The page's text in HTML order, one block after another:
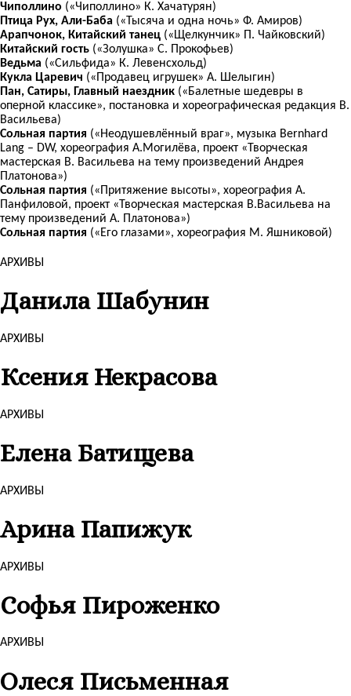
Чиполлино («Чиполлино» К. Хачатурян)
Птица Рух, Али-Баба («Тысяча и одна ночь» Ф. Амиров)
Арапчонок, Китайский танец («Щелкунчик» П. Чайковский)
Китайский гость («Золушка» С. Прокофьев)
Ведьма («Сильфида» К. Левенсхольд)
Кукла Царевич («Продавец игрушек» А. Шелыгин)
Пан, Сатиры, Главный наездник («Балетные шедевры в
оперной классике», постановка и хореографическая редакция В.
Васильева)
Сольная партия («Неодушевлённый враг», музыка Bernhard
Lang – DW, хореография А.Могилёва, проект «Творческая
мастерская В. Васильева на тему произведений Андрея
Платонова»)
Сольная партия («Притяжение высоты», хореография А.
Панфиловой, проект «Творческая мастерская В.Васильева на
тему произведений А. Платонова»)
Сольная партия («Его глазами», хореография М. Яшниковой)
АРХИВЫ
Данила Шабунин
АРХИВЫ
Ксения Некрасова
АРХИВЫ
Елена Батищева
АРХИВЫ
Арина Папижук
АРХИВЫ
Софья Пироженко
АРХИВЫ
Олеся Письменная